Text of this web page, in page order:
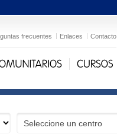
frecuentes Enlaces Contacto